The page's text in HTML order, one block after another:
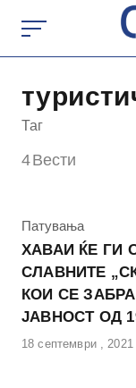
content
Таг
4Вести
КАтегорија
Патувања
ХАВАИ ЌЕ ГИ
СЛАВНИТЕ
КОИ СЕ
ЈАВНОСТ ОД
Објавено
18 септември , 2021